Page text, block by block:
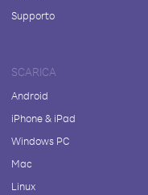
Supporto
SCARICA
Android
iPhone & iPad
Windows PC
Mac
Linux